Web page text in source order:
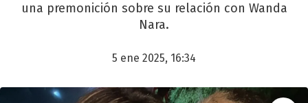
una premonición sobre su relación con Wanda
Nara.
5 ene 2025, 16:34